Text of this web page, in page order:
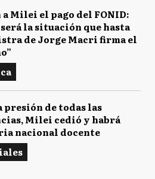
Milei el pago del FONID:
que hasta
de Jorge Macri firma el
presión de todas las
Milei cedió y habrá
nacional docente